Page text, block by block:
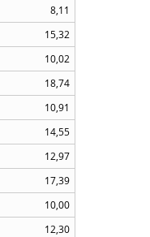
8,11
15,32
10,02
18,74
10,91
14,55
12,97
17,39
10,00
12,30